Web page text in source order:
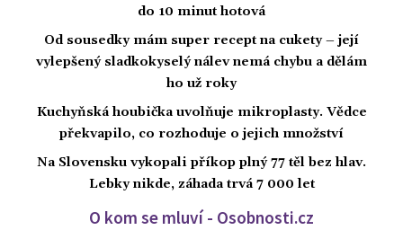
do 10 minut hotová
Od sousedky mám super recept na cukety – její
vylepšený sladkokyselý nálev nemá chybu a dělám
ho už roky
Kuchyňská houbička uvolňuje mikroplasty. Vědce
překvapilo, co rozhoduje o jejich množství
Na Slovensku vykopali příkop plný 77 těl bez hlav.
Lebky nikde, záhada trvá 7 000 let
O kom se mluví - Osobnosti.cz